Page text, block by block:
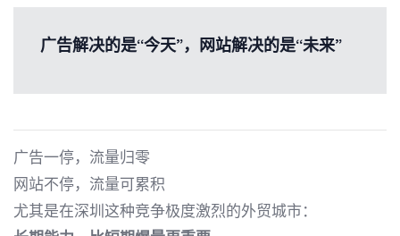
广告解决的是“今天”，网站解决的是“未来”
广告一停，流量归零
网站不停，流量可累积
尤其是在深圳这种竞争极度激烈的外贸城市：